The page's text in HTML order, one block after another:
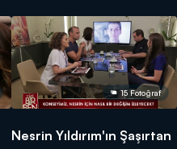
15 Fotoğraf
Nesrin Yıldırım'ın Şaşırtan